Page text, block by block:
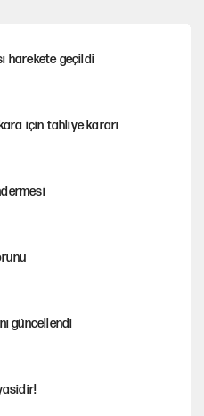
harekete geçildi
için tahliye kararı
güncellendi